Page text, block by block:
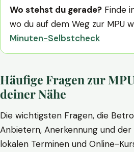
Wo stehst du gerade? Finde
wo du auf dem Weg zur MPU
Minuten-Selbstcheck
Häufige Fragen zur
deiner Nähe
Die wichtigsten Fragen, die
Anbietern, Anerkennung und der
lokalen Terminen und Online-